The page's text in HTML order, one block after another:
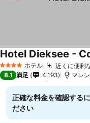
4 ホテルのランク
ホテル 近くに便利
Hotel Dieksee -
8.1 満足 4,193 マレ
正確な料金を確認する
ださい